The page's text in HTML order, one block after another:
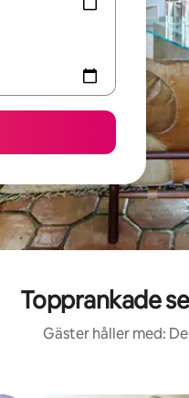
Topprankade
Gäster håller med: